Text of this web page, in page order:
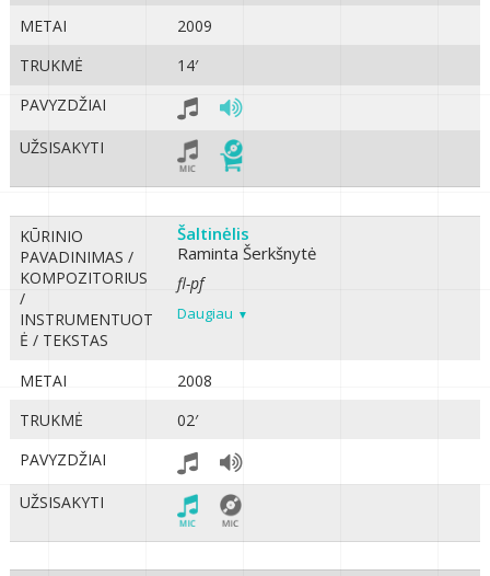
METAI
2009
TRUKMĖ
14′
PAVYZDŽIAI
UŽSISAKYTI
KŪRINIO
PAVADINIMAS /
KOMPOZITORIUS
/
INSTRUMENTUOT
Ė / TEKSTAS
Šaltinėlis
Raminta Šerkšnytė
fl-pf
Daugiau
METAI
2008
TRUKMĖ
02′
PAVYZDŽIAI
UŽSISAKYTI